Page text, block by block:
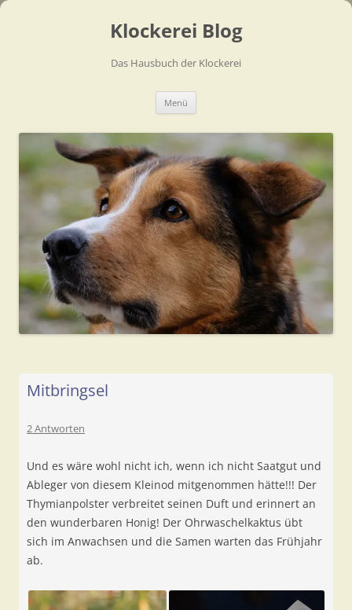
Klockerei Blog
Das Hausbuch der Klockerei
Menü
Mitbringsel
2 Antworten
Und es wäre wohl nicht ich, wenn ich nicht Saatgut und
Ableger von diesem Kleinod mitgenommen hätte!!! Der
Thymianpolster verbreitet seinen Duft und erinnert an
den wunderbaren Honig! Der Ohrwaschelkaktus übt
sich im Anwachsen und die Samen warten das Frühjahr
ab.